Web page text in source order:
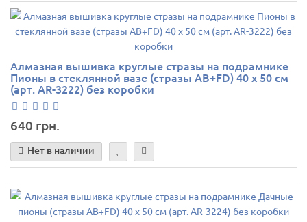
Алмазная вышивка круглые стразы на подрамнике
Пионы в стеклянной вазе (стразы AB+FD) 40 х 50 см
(арт. AR-3222) без коробки
640 грн.
Нет в наличии